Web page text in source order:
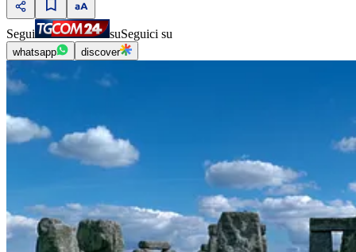
Segui suSeguici su
whatsapp discover